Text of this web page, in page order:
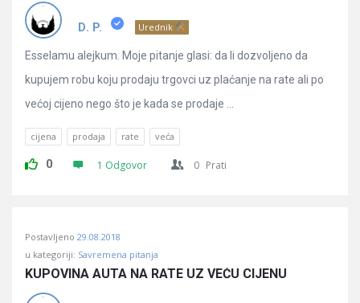
D. P. Urednik
Esselamu alejkum. Moje pitanje glasi: da li dozvoljeno da
kupujem robu koju prodaju trgovci uz plaćanje na rate ali po
većoj cijeno nego što je kada se prodaje ...
cijena prodaja rate veća
0 1 Odgovor 0 Prati
Postavljeno 29.08.2018
u kategoriji: Savremena pitanja
KUPOVINA AUTA NA RATE UZ VEĆU CIJENU